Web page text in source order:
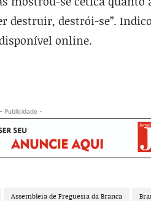
destruir, destrói-se”.
online.
- Publicidade -
Assembleia de Freguesia da Branca